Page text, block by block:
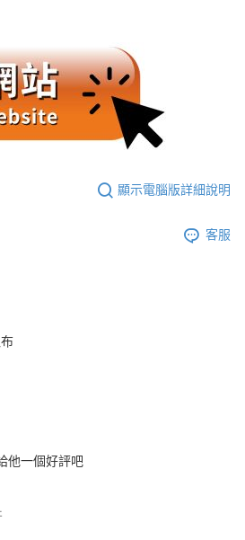
顯示電腦版詳細說明
客服
他一個好評吧